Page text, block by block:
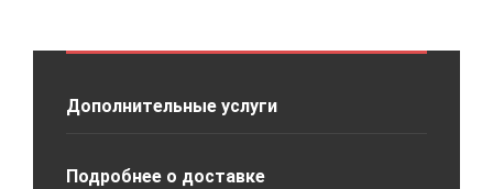
Дополнительные услуги
Подробнее о доставке